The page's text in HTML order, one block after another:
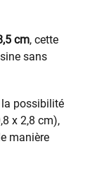
cm, cette
sans
la possibilité
x 2,8 cm),
manière